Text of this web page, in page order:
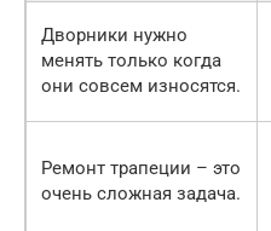
Дворники нужно
менять только когда
они совсем износятся.
Ремонт трапеции – это
очень сложная задача.